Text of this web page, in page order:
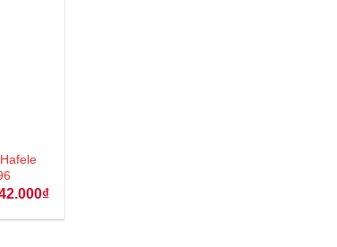
₫Giá
tại